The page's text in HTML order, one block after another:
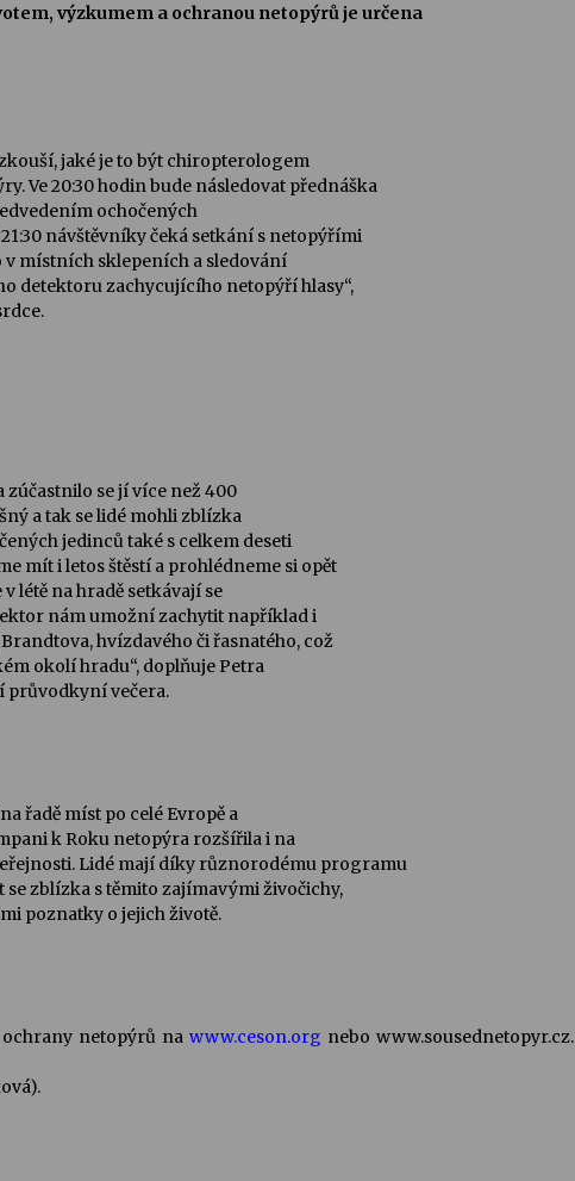
výzkumem a ochranou netopýrů je určena
jaké je to být chiropterologem
Ve 20:30 hodin bude následovat přednáška
ochočených
návštěvníky čeká setkání s netopýřími
místních sklepeních a sledování
detektoru zachycujícího netopýří hlasy“,
se jí více než 400
a tak se lidé mohli zblízka
jedinců také s celkem deseti
mít i letos štěstí a prohlédneme si opět
létě na hradě setkávají se
nám umožní zachytit například i
hvízdavého či řasnatého, což
okolí hradu“, doplňuje Petra
průvodkyní večera.
řadě míst po celé Evropě a
k Roku netopýra rozšířila i na
Lidé mají díky různorodému programu
zblízka s těmito zajímavými živočichy,
poznatky o jejich životě.
netopýrů na www.ceson.org nebo www.sousednetopyr.cz.